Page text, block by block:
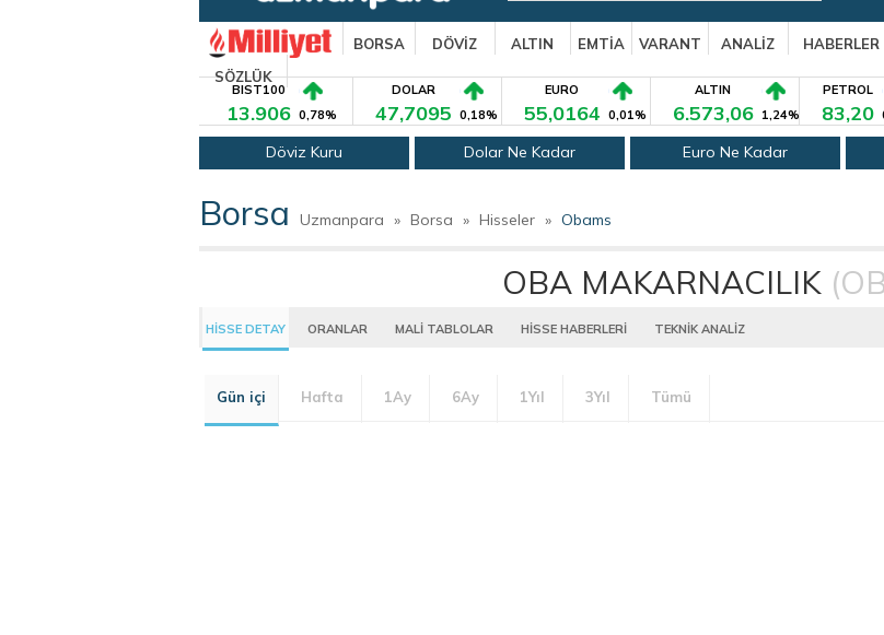
BORSA DÖVİZ ALTIN EMTİA VARANT ANALİZ HABERLER
SÖZLÜK
BIST100
13.906 0,78%
DOLAR
47,7095 0,18%
EURO
55,0164 0,01%
ALTIN
6.573,06 1,24%
PETROL
83,20
Döviz Kuru Dolar Ne Kadar Euro Ne Kadar
Borsa Uzmanpara » Borsa » Hisseler » Obams
OBA MAKARNACILIK
HİSSE DETAY ORANLAR MALİ TABLOLAR HİSSE HABERLERİ TEKNİK ANALİZ
Gün içi Hafta 1Ay 6Ay 1Yıl 3Yıl Tümü